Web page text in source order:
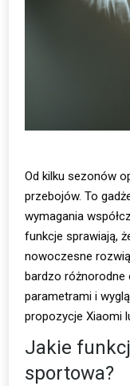
Od kilku sezonów
przebojów. To
wymagania
funkcje sprawiają,
nowoczesne
bardzo różnorodne
parametrami i
propozycje Xiaomi
Jakie
sportowa?